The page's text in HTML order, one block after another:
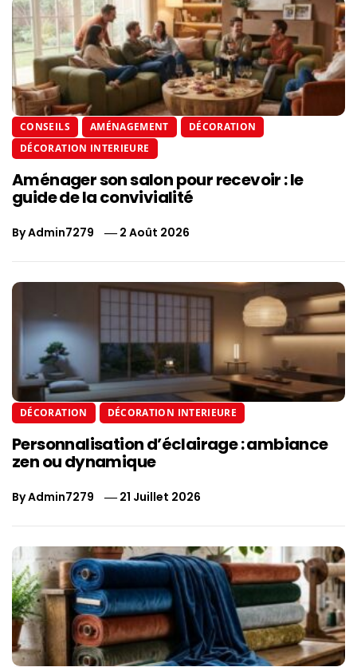
CONSEILS AMÉNAGEMENT
DÉCORATION
DÉCORATION INTERIEURE
Aménager son salon pour recevoir : le
guide de la convivialité
ByAdmin7279 2 Août 2026
DÉCORATION DÉCORATION INTERIEURE
Personnalisation d’éclairage : ambiance
zen ou dynamique
ByAdmin7279 21 Juillet 2026